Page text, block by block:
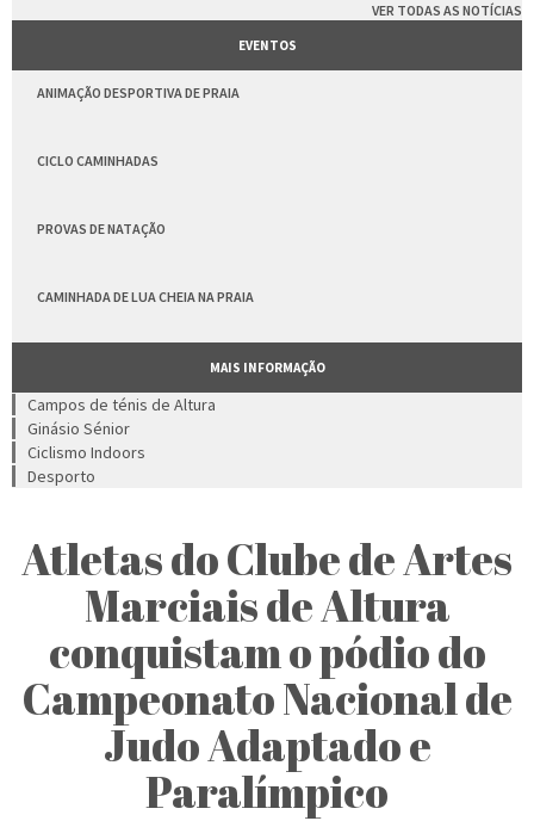
VER TODAS AS NOTÍCIAS
EVENTOS
ANIMAÇÃO DESPORTIVA DE PRAIA
CICLO CAMINHADAS
PROVAS DE NATAÇÃO
CAMINHADA DE LUA CHEIA NA PRAIA
MAIS INFORMAÇÃO
Campos de ténis de Altura
Ginásio Sénior
Ciclismo Indoors
Desporto
Atletas do Clube de Artes
Marciais de Altura
conquistam o pódio do
Campeonato Nacional de
Judo Adaptado e
Paralímpico